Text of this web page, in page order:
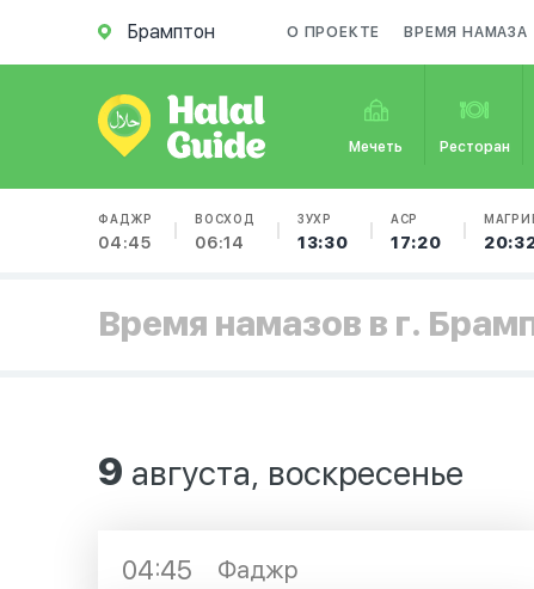
Брамптон О ПРОЕКТЕ ВРЕМЯ НАМАЗА
Мечеть Ресторан
ФАДЖР
04:45
ВОСХОД
06:14
ЗУХР
13:30
АСР
17:20
Время намазов в г.
9 августа, воскресенье
04:45 Фаджр